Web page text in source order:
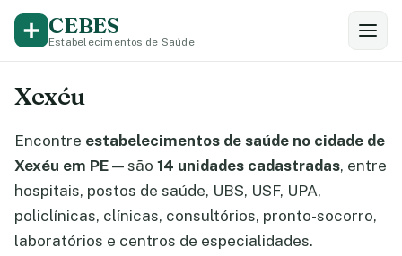
CEBES
Estabelecimentos de Saúde
Xexéu
Encontre estabelecimentos de saúde no cidade de
Xexéu em PE — são 14 unidades cadastradas, entre
hospitais, postos de saúde, UBS, USF, UPA,
policlínicas, clínicas, consultórios, pronto-socorro,
laboratórios e centros de especialidades.